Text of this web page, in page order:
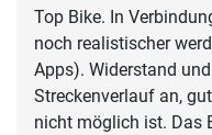
Top Bike. In
noch realistischer
Apps). Widerstand
Streckenverlauf an,
nicht möglich ist. Das